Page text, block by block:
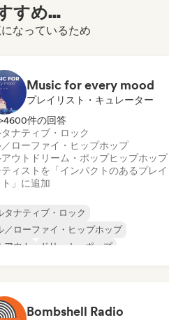
すめ...
なっているため
Music for every mood
プレイリスト・キュレーター
件の回答
ナティブ・ロック
／ローファイ・ヒップホップ
ウト ドリーム・ポップヒップホップ
ィストを「インパクトのあるプレイ
ト」に追加
タナティブ・ロック
／ローファイ・ヒップホップ
アウト
ドリーム・ポップ
Bombshell Radio